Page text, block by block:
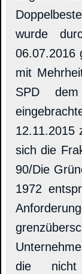
wurde
06.07.2016
mit
SPD
12.11.2015
sich die
90/Die
1972
die nicht